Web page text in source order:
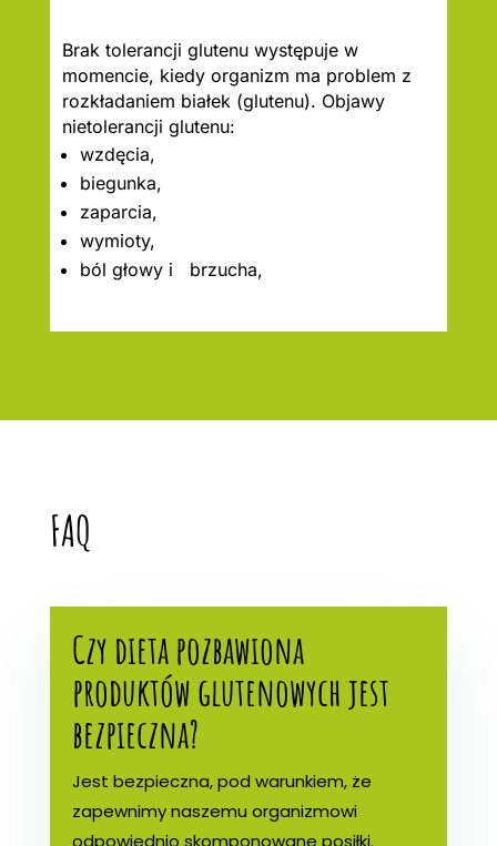
Brak tolerancji glutenu występuje w
momencie, kiedy organizm ma problem z
rozkładaniem białek (glutenu). Objawy
nietolerancji glutenu:
wzdęcia,
biegunka,
zaparcia,
wymioty,
ból głowy i brzucha,
FAQ
Czy dieta pozbawiona
produktów glutenowych jest
bezpieczna?
Jest bezpieczna, pod warunkiem, że
zapewnimy naszemu organizmowi
odpowiednio skomponowane posiłki.